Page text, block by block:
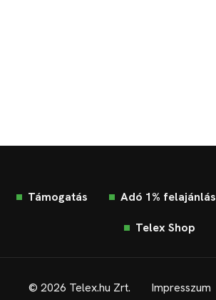
Támogatás Adó 1% felajánlás
Telex Shop
© 2026 Telex.hu Zrt. Impresszum